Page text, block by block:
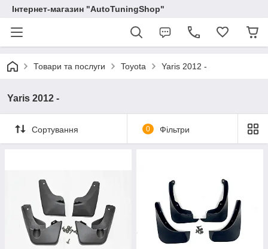
Інтернет-магазин "AutoTuningShop"
Товари та послуги Toyota Yaris 2012 -
Yaris 2012 -
Сортування 0 Фільтри